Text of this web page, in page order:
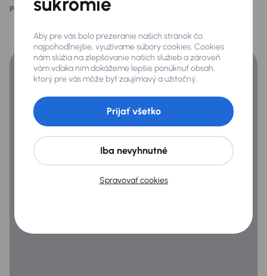
El. ovládané veko kufra
Elektricky sklopné zrkadlá
Hmlovky
LED pre denné svietenie
Originálne lité kolesá
Pozdĺžné strešné nosiče
Predné a zadné park. senzory
Páči sa vám tento opis? Áno
Financovanie
Získajte lepšie podmienky financovania ako banka.
Aby pre vás bolo prezeranie našich stránok čo
najpohodlnejšie, využívame súbory cookies. Cookies
nám slúžia na zlepšovanie našich služieb a zároveň
vám vďaka nim dokážeme lepšie ponúknuť obsah,
ktorý pre vás môže byť zaujímavý a užitočný.
Spravovať cookies
Iba nevyhnutné
Prijať všetko